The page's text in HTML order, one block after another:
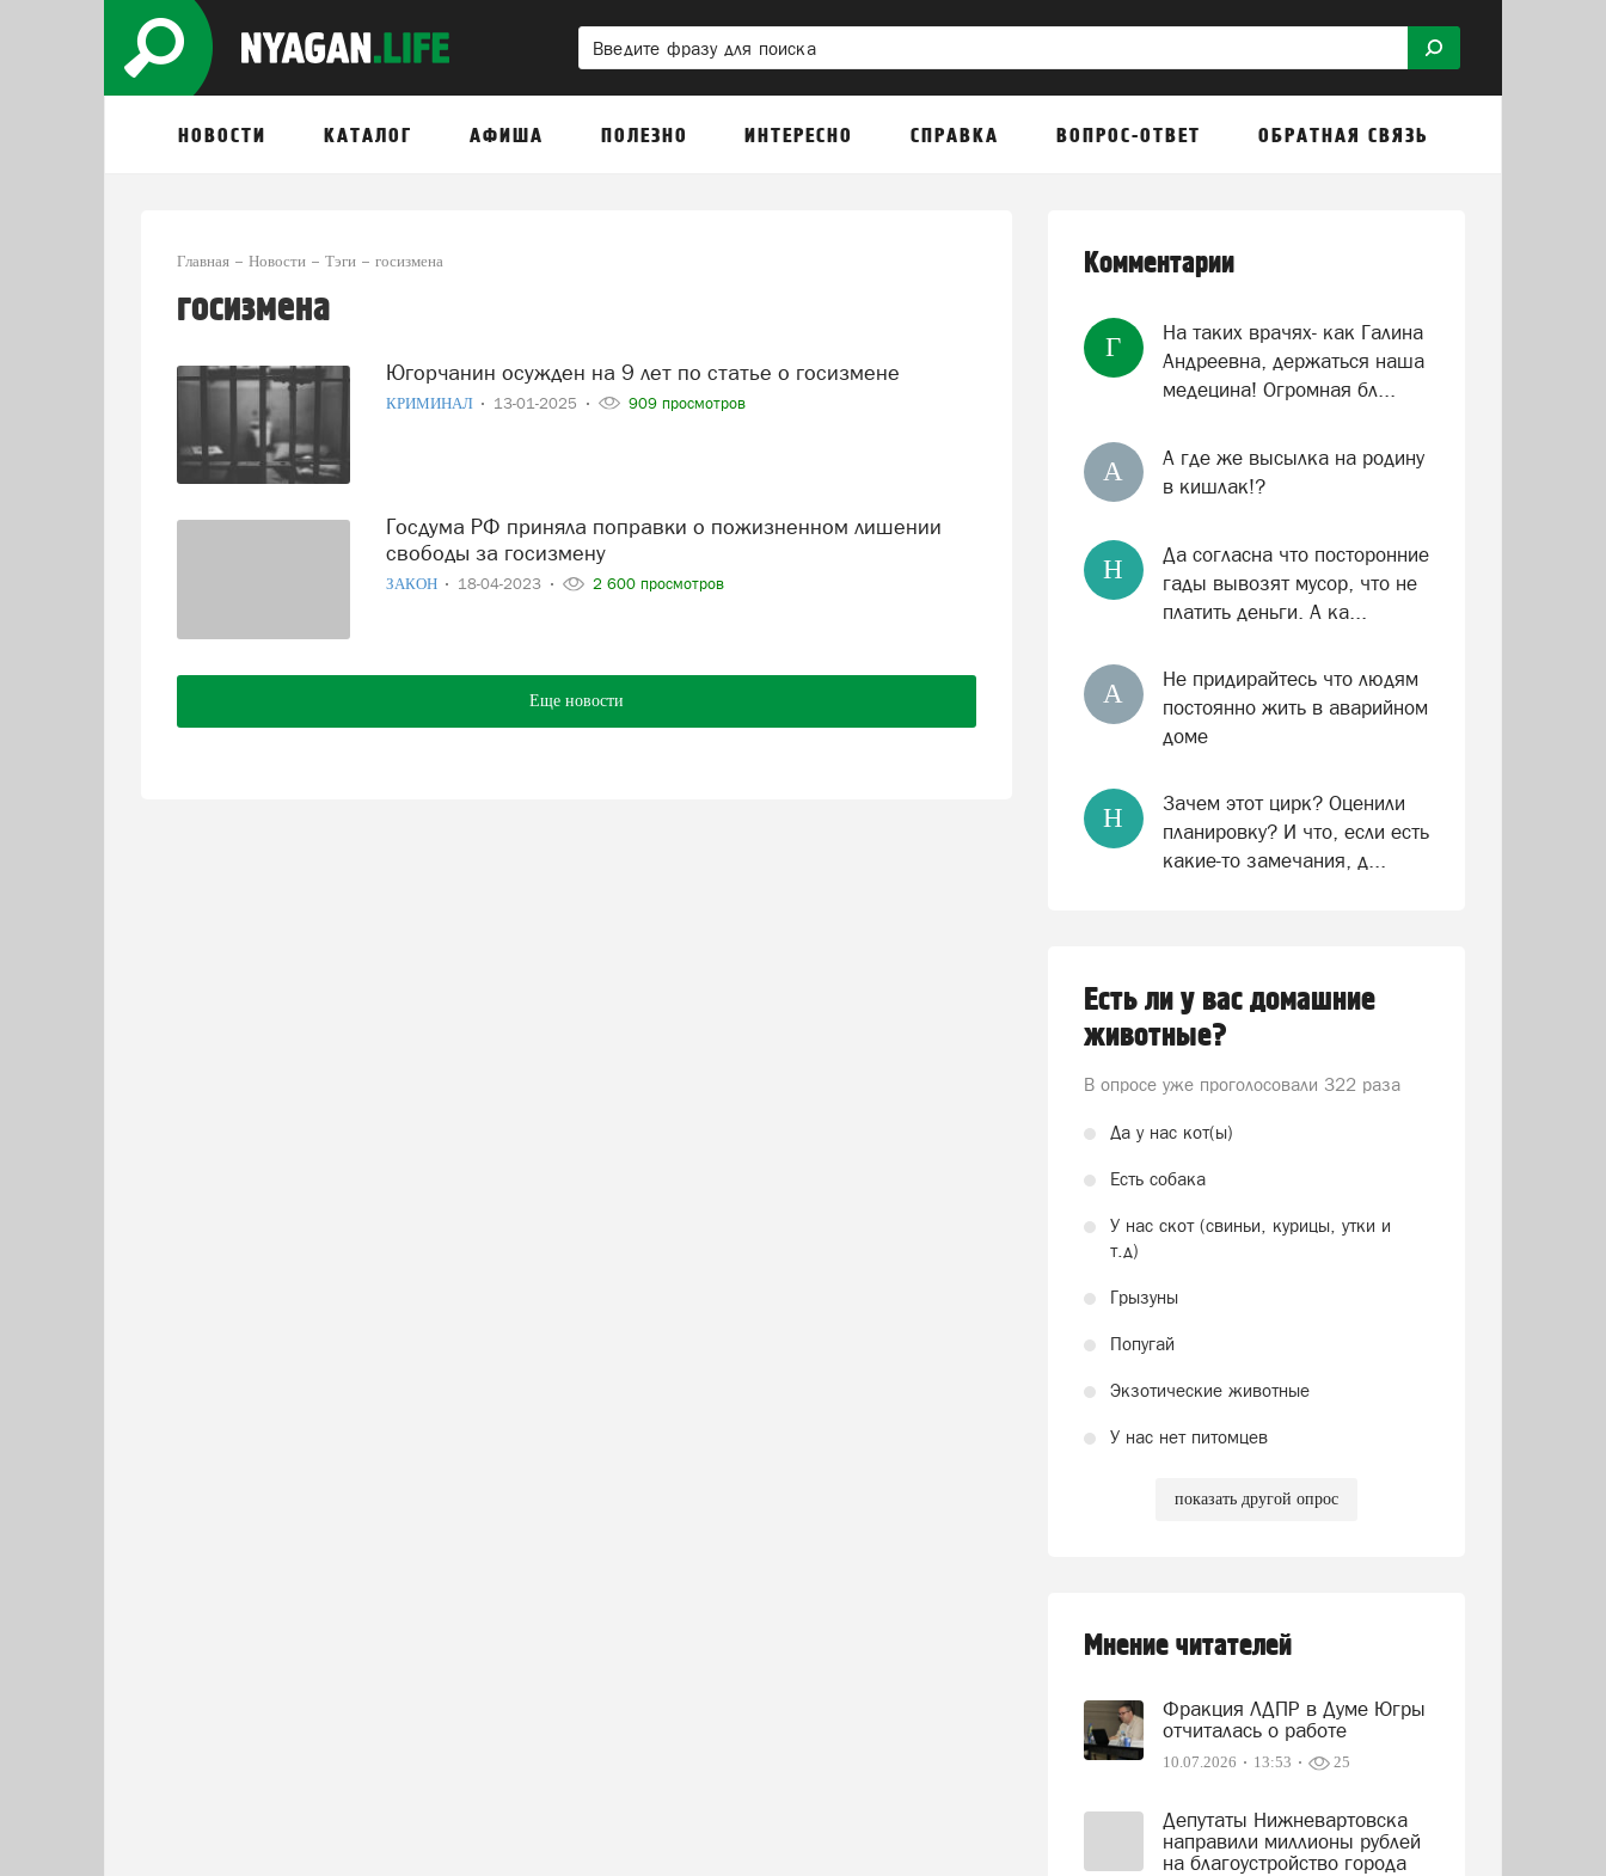
НОВОСТИ КАТАЛОГ АФИША ПОЛЕЗНО ИНТЕРЕСНО СПРАВКА ВОПРОС-ОТВЕТ ОБРАТНАЯ СВЯЗЬ
Главная Новости Тэги госизмена
госизмена
Югорчанин осужден на 9 лет по статье о госизмене
КРИМИНАЛ 13-01-2025 909 просмотров
Госдума РФ приняла поправки о пожизненном лишении
свободы за госизмену
ЗАКОН 18-04-2023 2 600 просмотров
Еще новости
Комментарии
Г
На таких врачях- как Галина
Андреевна, держаться наша
медецина! Огромная бл...
А
А где же высылка на родину
в кишлак!?
Н
Да согласна что посторонние
гады вывозят мусор, что не
платить деньги. А ка...
А
Не придирайтесь что людям
постоянно жить в аварийном
доме
Н
Зачем этот цирк? Оценили
планировку? И что, если есть
какие-то замечания, д...
Есть ли у вас домашние
животные?
В опросе уже проголосовали 322 раза
Да у нас кот(ы)
Есть собака
У нас скот (свиньи, курицы, утки и
т.д)
Грызуны
Попугай
Экзотические животные
У нас нет питомцев
показать другой опрос
Мнение читателей
Фракция ЛДПР в Думе Югры
отчиталась о работе
10.07.2026 13:53 25
Депутаты Нижневартовска
направили миллионы рублей
на благоустройство города